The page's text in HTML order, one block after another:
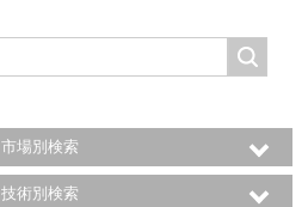
市場別検索
技術別検索